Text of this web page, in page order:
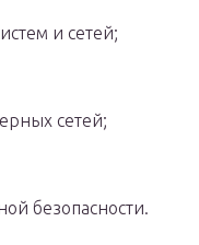
и сетей;
сетей;
безопасности.